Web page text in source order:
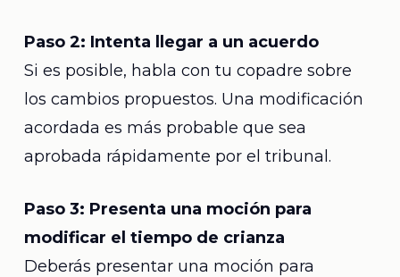
Paso 2: Intenta llegar a un acuerdo
Si es posible, habla con tu copadre sobre
los cambios propuestos. Una modificación
acordada es más probable que sea
aprobada rápidamente por el tribunal.
Paso 3: Presenta una moción para
modificar el tiempo de crianza
Deberás presentar una moción para